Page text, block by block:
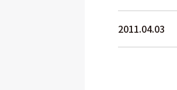
2011.04.03